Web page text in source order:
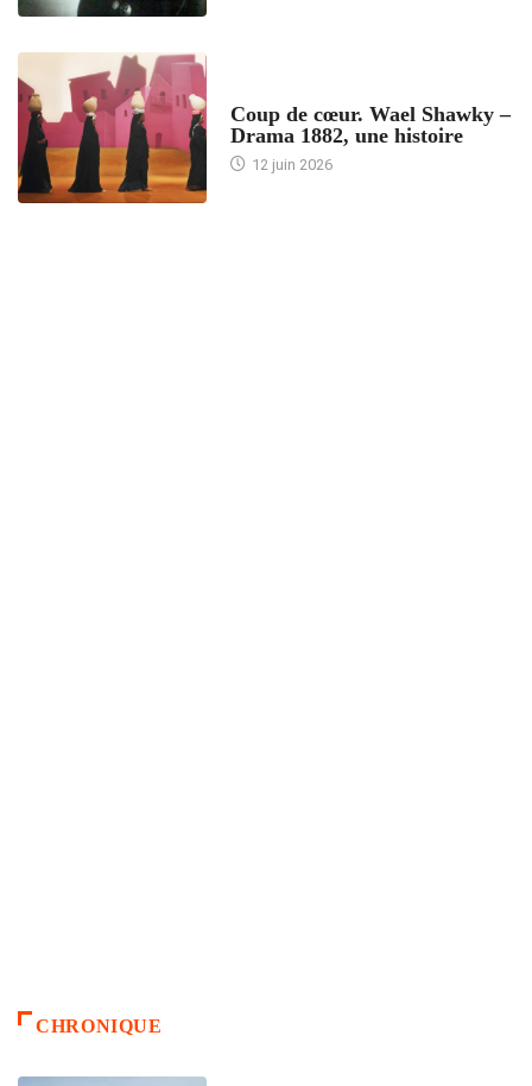
Coup de cœur. Wael Shawky –
Drama 1882, une histoire
12 juin 2026
CHRONIQUE